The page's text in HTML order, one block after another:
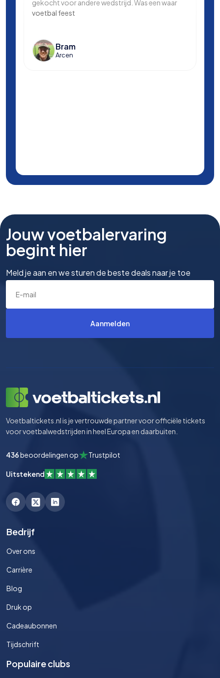
gekocht voor andere wedstrijd. Was een waar
voetbal feest
Bram
Arcen
Jouw voetbalervaring
begint hier
Meld je aan en we sturen de beste deals naar je toe
Aanmelden
Voetbaltickets.nl is je vertrouwde partner voor officiële tickets
voor voetbalwedstrijden in heel Europa en daarbuiten.
436beoordelingen op Trustpilot
Uitstekend
Bedrijf
Over ons
Carrière
Blog
Druk op
Cadeaubonnen
Tijdschrift
Populaire clubs